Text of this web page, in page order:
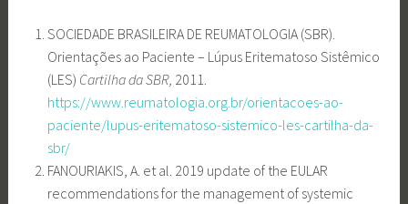
SOCIEDADE BRASILEIRA DE REUMATOLOGIA (SBR).
Orientações ao Paciente – Lúpus Eritematoso Sistêmico
(LES) Cartilha da SBR, 2011.
https://www.reumatologia.org.br/orientacoes-ao-
paciente/lupus-eritematoso-sistemico-les-cartilha-da-
sbr/
FANOURIAKIS, A. et al. 2019 update of the EULAR
recommendations for the management of systemic